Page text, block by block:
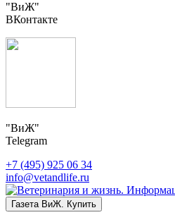
"ВиЖ"
ВКонтакте
"ВиЖ"
Telegram
+7 (495) 925 06 34
info@vetandlife.ru
Газета ВиЖ. Купить